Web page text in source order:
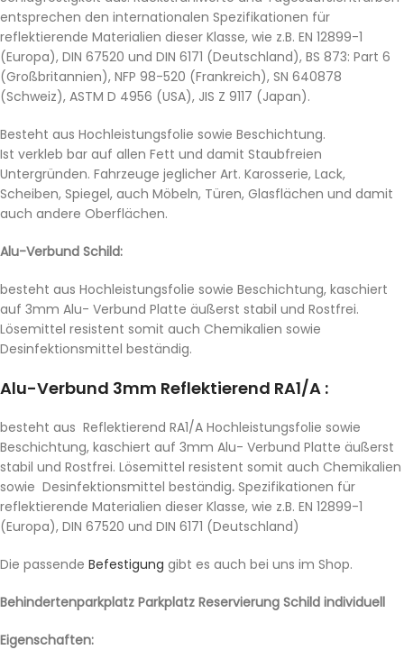
entsprechen den internationalen Spezifikationen für
reflektierende Materialien dieser Klasse, wie z.B. EN 12899-1
(Europa), DIN 67520 und DIN 6171 (Deutschland), BS 873: Part 6
(Großbritannien), NFP 98-520 (Frankreich), SN 640878
(Schweiz), ASTM D 4956 (USA), JIS Z 9117 (Japan).
Besteht aus Hochleistungsfolie sowie Beschichtung.
Ist verkleb bar auf allen Fett und damit Staubfreien
Untergründen. Fahrzeuge jeglicher Art. Karosserie, Lack,
Scheiben, Spiegel, auch Möbeln, Türen, Glasflächen und damit
auch andere Oberflächen.
Alu-Verbund Schild:
besteht aus Hochleistungsfolie sowie Beschichtung, kaschiert
auf 3mm Alu- Verbund Platte äußerst stabil und Rostfrei.
Lösemittel resistent somit auch Chemikalien sowie
Desinfektionsmittel beständig.
Alu-Verbund 3mm Reflektierend RA1/A :
besteht aus Reflektierend RA1/A Hochleistungsfolie sowie
Beschichtung, kaschiert auf 3mm Alu- Verbund Platte äußerst
stabil und Rostfrei. Lösemittel resistent somit auch Chemikalien
sowie Desinfektionsmittel beständig. Spezifikationen für
reflektierende Materialien dieser Klasse, wie z.B. EN 12899-1
(Europa), DIN 67520 und DIN 6171 (Deutschland)
Die passende Befestigung gibt es auch bei uns im Shop.
Behindertenparkplatz Parkplatz Reservierung Schild individuell
Eigenschaften: